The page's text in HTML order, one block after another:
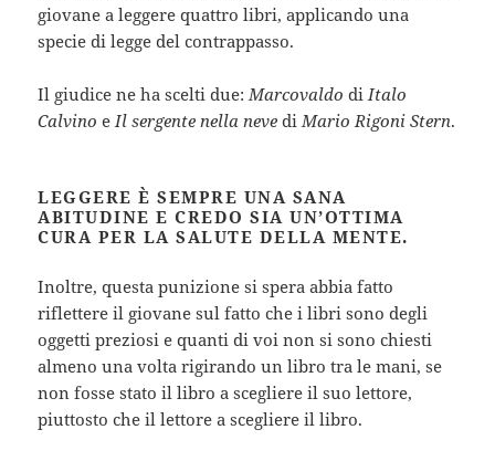
giovane a leggere quattro libri, applicando una
specie di legge del contrappasso.
Il giudice ne ha scelti due: Marcovaldo di Italo
Calvino e Il sergente nella neve di Mario Rigoni Stern.
LEGGERE È SEMPRE UNA SANA
ABITUDINE E CREDO SIA UN’OTTIMA
CURA PER LA SALUTE DELLA MENTE.
Inoltre, questa punizione si spera abbia fatto
riflettere il giovane sul fatto che i libri sono degli
oggetti preziosi e quanti di voi non si sono chiesti
almeno una volta rigirando un libro tra le mani, se
non fosse stato il libro a scegliere il suo lettore,
piuttosto che il lettore a scegliere il libro.